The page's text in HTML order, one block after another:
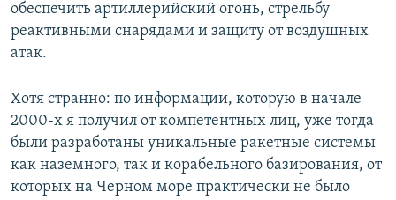
обеспечить артиллерийский огонь, стрельбу
реактивными снарядами и защиту от воздушных
атак.
Хотя странно: по информации, которую в начале
2000-х я получил от компетентных лиц, уже тогда
были разработаны уникальные ракетные системы
как наземного, так и корабельного базирования, от
которых на Черном море практически не было